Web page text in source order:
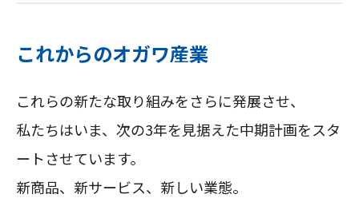
これからのオガワ産業
これらの新たな取り組みをさらに発展させ、
私たちはいま、次の3年を見据えた中期計画をスタ
ートさせています。
新商品、新サービス、新しい業態。